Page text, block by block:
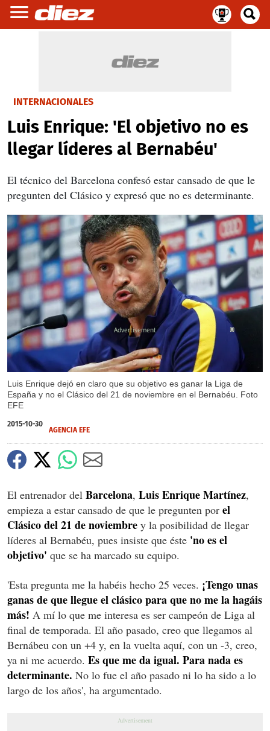
INTERNACIONALES
Luis Enrique: 'El objetivo no es
llegar líderes al Bernabéu'
El técnico del Barcelona confesó estar cansado de que le
pregunten del Clásico y expresó que no es determinante.
Luis Enrique dejó en claro que su objetivo es ganar la Liga de
España y no el Clásico del 21 de noviembre en el Bernabéu. Foto
EFE
X
2015-10-30
AGENCIA EFE
El entrenador del Barcelona, Luis Enrique Martínez,
empieza a estar cansado de que le pregunten por el
Clásico del 21 de noviembre y la posibilidad de llegar
líderes al Bernabéu, pues insiste que éste 'no es el
objetivo' que se ha marcado su equipo.
'Esta pregunta me la habéis hecho 25 veces. ¡Tengo unas
ganas de que llegue el clásico para que no me la hagáis
más! A mí lo que me interesa es ser campeón de Liga al
final de temporada. El año pasado, creo que llegamos al
Bernábeu con un +4 y, en la vuelta aquí, con un -3, creo,
ya ni me acuerdo. Es que me da igual. Para nada es
determinante. No lo fue el año pasado ni lo ha sido a lo
largo de los años', ha argumentado.